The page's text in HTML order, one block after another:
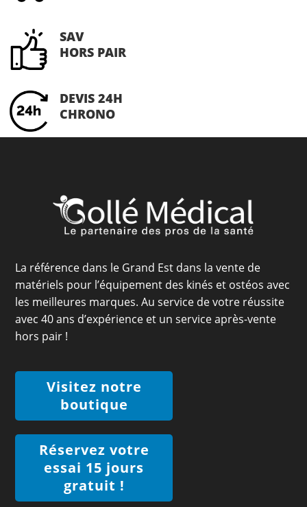
SAV
HORS PAIR
DEVIS 24H
CHRONO
La référence dans le Grand Est dans la vente de
matériels pour l’équipement des kinés et ostéos avec
les meilleures marques. Au service de votre réussite
avec 40 ans d’expérience et un service après-vente
hors pair !
Visitez notre
boutique
Réservez votre
essai 15 jours
gratuit !